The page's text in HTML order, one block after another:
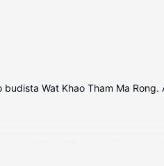
Wat Khao Tham Ma
higiene personal gratuitos.